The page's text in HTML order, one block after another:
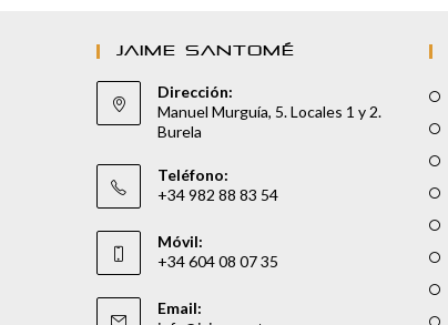
JAIME SANTOMÉ
Dirección:
Manuel Murguía, 5. Locales 1 y 2.
Burela
Teléfono:
+34 982 88 83 54
Móvil:
+34 604 08 07 35
Email: